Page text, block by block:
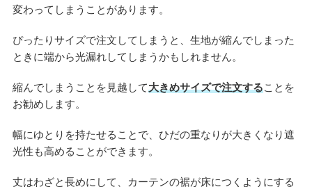
変わってしまうことがあります。
ぴったりサイズで注文してしまうと、生地が縮んでしまった
ときに端から光漏れしてしまうかもしれません。
縮んでしまうことを見越して大きめサイズで注文することを
お勧めします。
幅にゆとりを持たせることで、ひだの重なりが大きくなり遮
光性も高めることができます。
丈はわざと長めにして、カーテンの裾が床につくようにする